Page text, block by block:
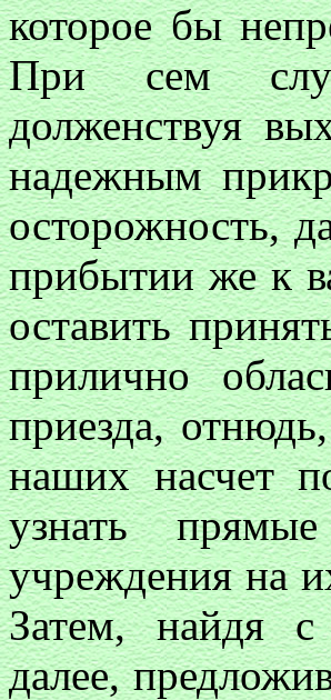
которое бы
При сем
долженствуя
надежным
осторожность,
прибытии же к
оставить
прилично
приезда,
наших насчет
узнать
учреждения на
Затем, найдя с
далее,